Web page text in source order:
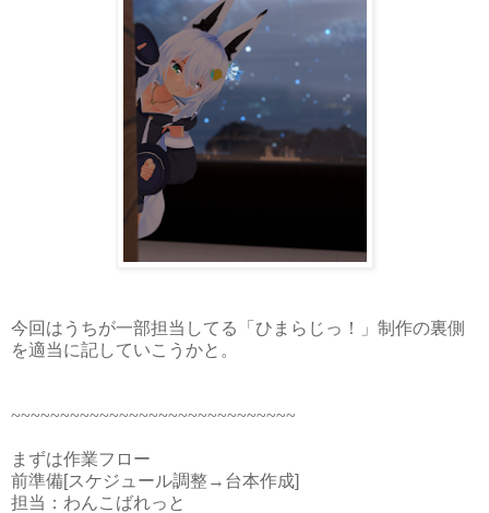
今回はうちが一部担当してる「 ひまらじっ！」制作の裏側
を適当に記していこうかと。
~~~~~~~~~~~~~~~~~~~~~~~~~~~~~
まずは作業フロー
前準備[スケジュール調整→台本作成]
担当：わんこばれっと